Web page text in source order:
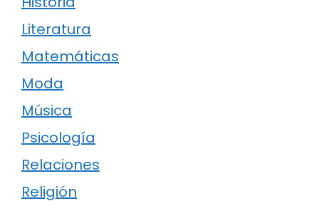
Literatura
Matemáticas
Moda
Música
Psicología
Relaciones
Religión